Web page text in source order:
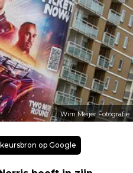
Wim Meijer Fotografie
op Google